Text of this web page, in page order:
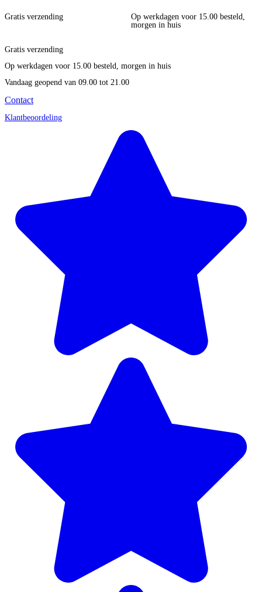
Gratis verzending
Op werkdagen voor 15.00 besteld,
morgen in huis
Gratis verzending
Op werkdagen voor 15.00 besteld, morgen in huis
Vandaag geopend van 09.00 tot 21.00
Contact
Klantbeoordeling